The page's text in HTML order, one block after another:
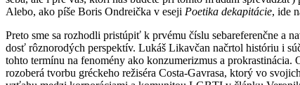
Alebo, ako píše Boris Ondreička v eseji Poetika dekapitácie, ide
Preto sme sa rozhodli pristúpiť k prvému číslu sebareferenčne
dosť rôznorodých perspektív. Lukáš Likavčan načrtol históriu i
tohto termínu na fenomény ako konzumerizmus a
rozoberá tvorbu gréckeho režiséra Costa-Gavrasa, ktorý vo